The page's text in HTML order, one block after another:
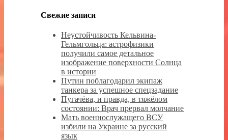
Свежие записи
Неустойчивость Кельвина-
Гельмгольца: астрофизики
получили самое детальное
изображение поверхности Солнца
в истории
Путин поблагодарил экипаж
танкера за успешное спецзадание
Пугачёва, и правда, в тяжёлом
состоянии: Врач прервал молчание
Мать военнослужащего ВСУ
избили на Украине за русский
язык